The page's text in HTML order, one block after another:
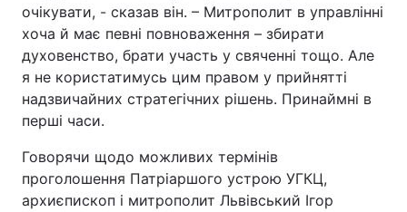
очікувати, - сказав він. – Митрополит в управлінні
хоча й має певні повноваження – збирати
духовенство, брати участь у свяченні тощо. Але
я не користатимусь цим правом у прийнятті
надзвичайних стратегічних рішень. Принаймні в
перші часи.
Говорячи щодо можливих термінів
проголошення Патріаршого устрою УГКЦ,
архиєпископ і митрополит Львівський Ігор